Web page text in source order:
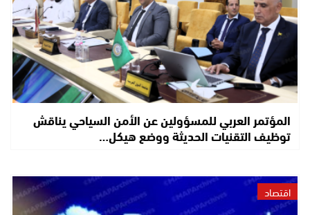
المؤتمر العربي للمسؤولين عن الأمن السياحي يناقش
توظيف التقنيات الحديثة ووضع هيكل…
اقتصاد